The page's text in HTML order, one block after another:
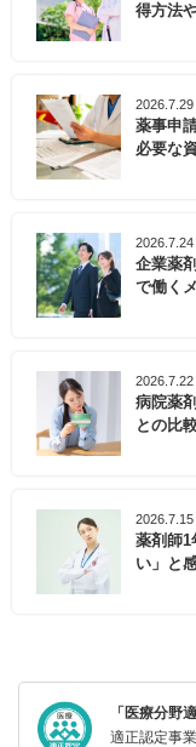
得方法
2026.7.29
薬事申
必要な
2026.7.24
企業薬
で働く
2026.7.22
病院薬
との比
2026.7.15
薬剤師1
い」と
「医療分野
適正認定事